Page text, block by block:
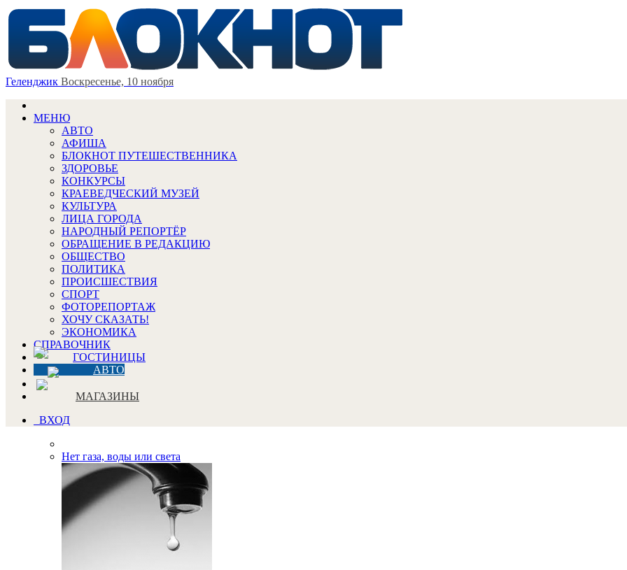
Геленджик Воскресенье, 10 ноября
МЕНЮ
АВТО
АФИША
БЛОКНОТ ПУТЕШЕСТВЕННИКА
ЗДОРОВЬЕ
КОНКУРСЫ
КРАЕВЕДЧЕСКИЙ МУЗЕЙ
КУЛЬТУРА
ЛИЦА ГОРОДА
НАРОДНЫЙ РЕПОРТЁР
ОБРАЩЕНИЕ В РЕДАКЦИЮ
ОБЩЕСТВО
ПОЛИТИКА
ПРОИСШЕСТВИЯ
СПОРТ
ФОТОРЕПОРТАЖ
ХОЧУ СКАЗАТЬ!
ЭКОНОМИКА
СПРАВОЧНИК
ГОСТИНИЦЫ
АВТО
МАГАЗИНЫ
ВХОД
Нет газа, воды или света